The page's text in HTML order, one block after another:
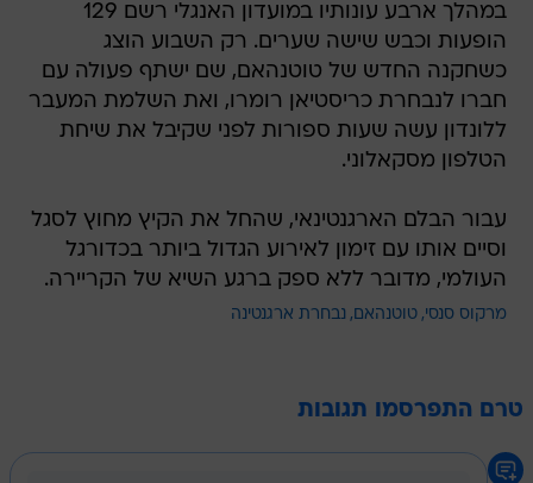
במהלך ארבע עונותיו במועדון האנגלי רשם 129
הופעות וכבש שישה שערים. רק השבוע הוצג
כשחקנה החדש של טוטנהאם, שם ישתף פעולה עם
חברו לנבחרת כריסטיאן רומרו, ואת השלמת המעבר
ללונדון עשה שעות ספורות לפני שקיבל את שיחת
הטלפון מסקאלוני.
עבור הבלם הארגנטינאי, שהחל את הקיץ מחוץ לסגל
וסיים אותו עם זימון לאירוע הגדול ביותר בכדורגל
העולמי, מדובר ללא ספק ברגע השיא של הקריירה.
מרקוס סנסי טוטנהאם נבחרת ארגנטינה
טרם התפרסמו תגובות